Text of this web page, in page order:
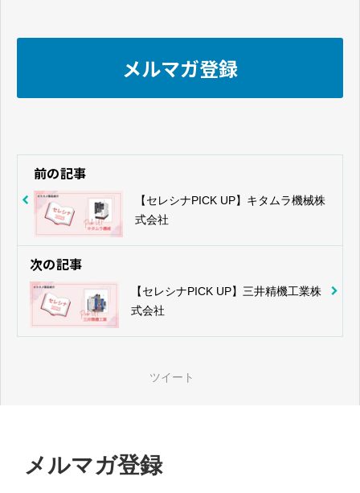
メルマガ登録
前の記事
【セレシナPICK UP】キタムラ機械株
式会社
次の記事
【セレシナPICK UP】三井精機工業株
式会社
ツイート
メルマガ登録